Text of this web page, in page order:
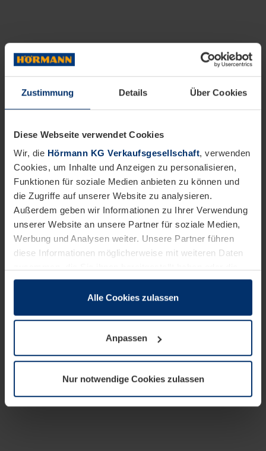
Zustimmung Details Über Cookies
Diese Webseite verwendet Cookies
Wir, die Hörmann KG Verkaufsgesellschaft, verwenden
Cookies, um Inhalte und Anzeigen zu personalisieren,
Funktionen für soziale Medien anbieten zu können und
die Zugriffe auf unserer Website zu analysieren.
Außerdem geben wir Informationen zu Ihrer Verwendung
unserer Website an unsere Partner für soziale Medien,
Werbung und Analysen weiter. Unsere Partner führen
diese Informationen möglicherweise mit weiteren Daten
sie im Rahmen Ihrer Nutzung der Dienste gesammelt
wenn diese für den Betrieb dieser Seite unbedingt
notwendig sind. Für alle anderen Cookie-Typen benötigen
wir Ihre Erlaubnis. Ihre Einwilligung können Sie jederzeit
Datenschutzerklärungunserer Website ändern oder
widerrufen.
Alle Cookies zulassen
Anpassen
Nur notwendige Cookies zulassen